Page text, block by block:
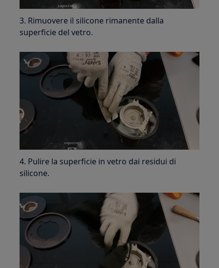
3. Rimuovere il silicone rimanente dalla
superficie del vetro.
4. Pulire la superficie in vetro dai residui di
silicone.